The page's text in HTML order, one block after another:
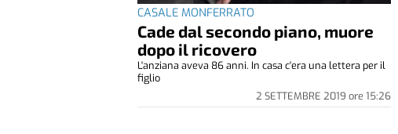
CASALE MONFERRATO
Cade dal secondo piano, muore
dopo il ricovero
2 SETTEMBRE 2019ore 15:26
L'anziana aveva 86 anni. In casa c'era una lettera per il
figlio